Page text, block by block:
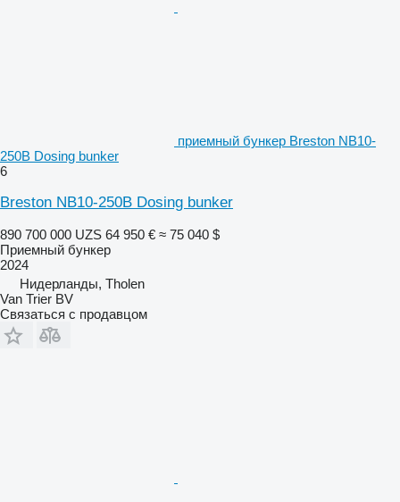
приемный бункер Breston NB10-
250B Dosing bunker
6
Breston NB10-250B Dosing bunker
890 700 000 UZS 64 950 € ≈ 75 040 $
Приемный бункер
2024
Нидерланды, Tholen
Van Trier BV
Связаться с продавцом